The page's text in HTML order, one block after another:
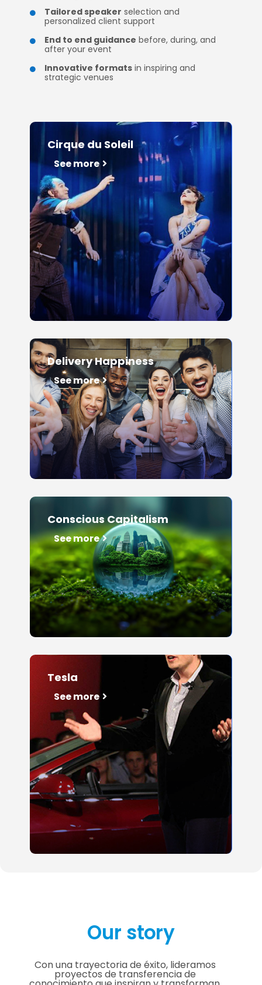
 Tailored speaker selection and
personalized client support
 End to end guidance before, during, and
after your event
 Innovative formats in inspiring and
strategic venues
Cirque du Soleil
See more
Delivery Happiness
See more
Conscious Capitalism
See more
Tesla
See more
Our story
Con una trayectoria de éxito, lideramos
proyectos de transferencia de